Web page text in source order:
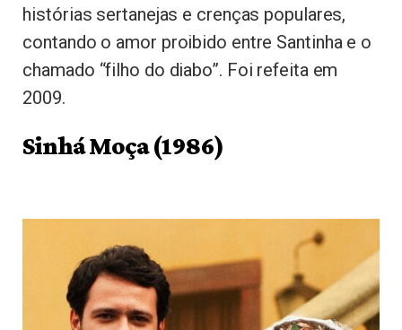
histórias sertanejas e crenças populares,
contando o amor proibido entre Santinha e o
chamado “filho do diabo”. Foi refeita em
2009.
Sinhá Moça (1986)